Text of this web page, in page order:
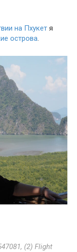
на Пхукет я
острова.
(2) Flight